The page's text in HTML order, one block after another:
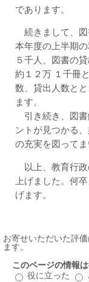
であります。
続きまして、図
本年度の上半期
５千人、図書の
約１２万 １千冊
数、貸出人数と
ます。
引き続き、図書
ントが見つかる
の充実を図ってま
以上、教育行政
上げました。何
げます。